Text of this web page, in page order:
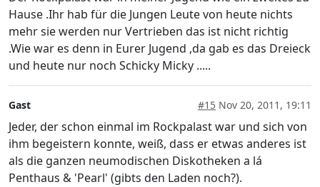
Hause .Ihr hab für die Jungen Leute von heute nichts
mehr sie werden nur Vertrieben das ist nicht richtig
.Wie war es denn in Eurer Jugend ,da gab es das Dreieck
und heute nur noch Schicky Micky .....
Gast #15 Nov 20, 2011, 19:11
Jeder, der schon einmal im Rockpalast war und sich von
ihm begeistern konnte, weiß, dass er etwas anderes ist
als die ganzen neumodischen Diskotheken a lá
Penthaus & 'Pearl' (gibts den Laden noch?).